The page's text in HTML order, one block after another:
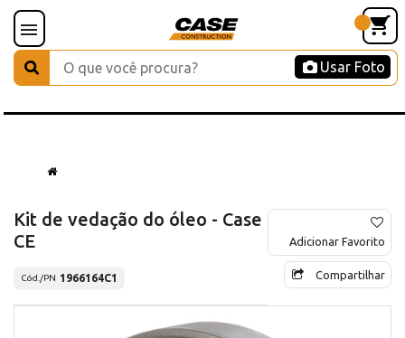
Usar Foto
Kit de vedação do óleo - Case
CE
Cód./PN 1966164C1
Adicionar Favorito
Compartilhar